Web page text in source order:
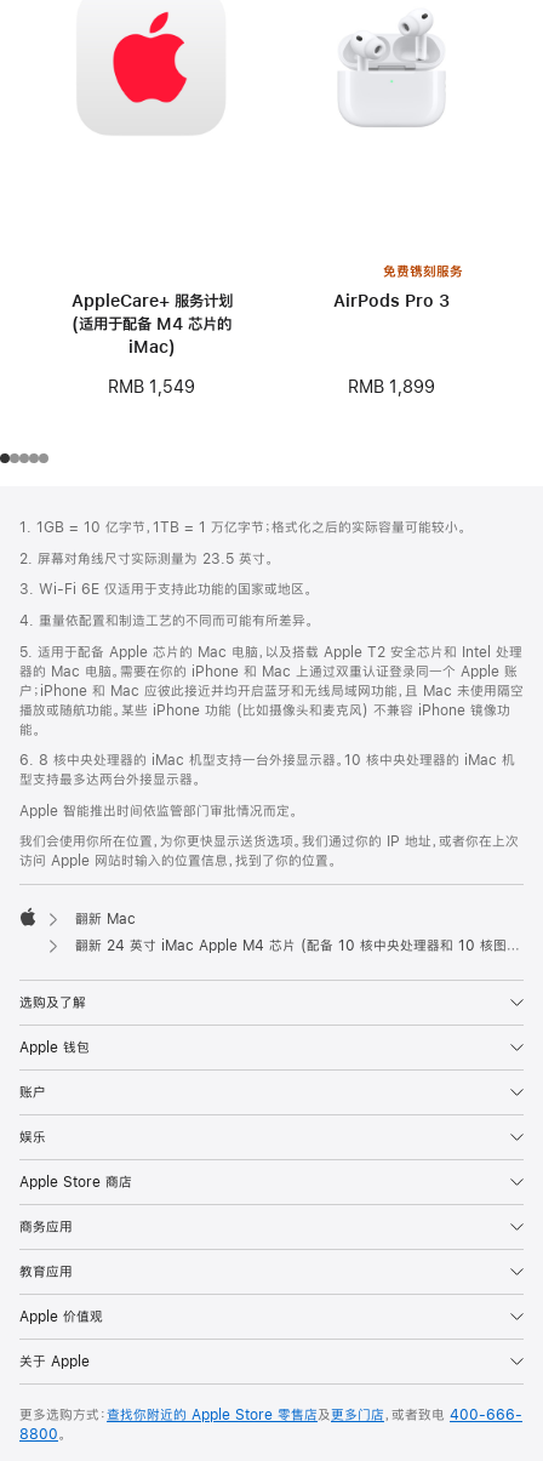
AppleCare+ 服务计划
(适用于配备 M4 芯片的
iMac)
RMB 1,549
免费镌刻服务
AirPods Pro 3
RMB 1,899
页
脚
注
1. 1GB = 10 亿字节，1TB = 1 万亿字节；格式化之后的实际容量可能较小。
2. 屏幕对角线尺寸实际测量为 23.5 英寸。
3. Wi-Fi 6E 仅适用于支持此功能的国家或地区。
4. 重量依配置和制造工艺的不同而可能有所差异。
5. 适用于配备 Apple 芯片的 Mac 电脑，以及搭载 Apple T2 安全芯片和 Intel 处理
器的 Mac 电脑。需要在你的 iPhone 和 Mac 上通过双重认证登录同一个 Apple 账
户；iPhone 和 Mac 应彼此接近并均开启蓝牙和无线局域网功能，且 Mac 未使用隔空
播放或随航功能。某些 iPhone 功能 (比如摄像头和麦克风) 不兼容 iPhone 镜像功
能。
6. 8 核中央处理器的 iMac 机型支持一台外接显示器。10 核中央处理器的 iMac 机
型支持最多达两台外接显示器。
Apple 智能推出时间依监管部门审批情况而定。
我们会使用你所在位置，为你更快显示送货选项。我们通过你的 IP 地址，或者你在上次
访问 Apple 网站时输入的位置信息，找到了你的位置。
Apple
翻新 Mac
翻新 24 英寸 iMac Apple M4 芯片 (配备 10 核中央处理器和 10 核图形处理器) 和千兆以太网端口 - 黄色
选购及了解
Apple 钱包
账户
娱乐
Apple Store 商店
商务应用
教育应用
Apple 价值观
关于 Apple
更多选购方式：查找你附近的 Apple Store 零售店及更多门店，或者致电 400-666-
8800。